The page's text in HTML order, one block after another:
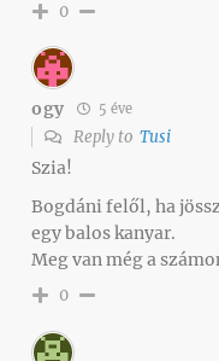
0
ogy 5 éve
Reply to Tusi
Szia!
Bogdáni felől, ha
egy balos kanyar.
Meg van még a
0